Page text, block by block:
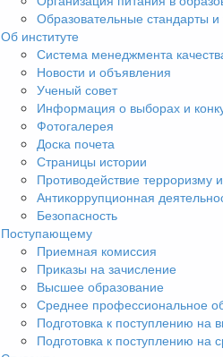
Образовательные стандарты и
Об институте
Система менеджмента
Новости и объявления
Ученый совет
Информация о выборах и
Фотогалерея
Доска почета
Страницы истории
Противодействие терроризму
Антикоррупционная
Безопасность
Поступающему
Приемная комиссия
Приказы на зачисление
Высшее образование
Среднее профессиональное
Подготовка к поступлению на
Подготовка к поступлению на